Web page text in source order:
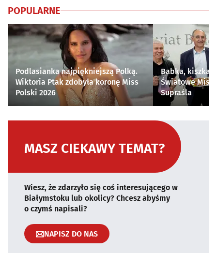
POPULARNE
Podlasianka najpiękniejszą Polką.
Wiktoria Ptak zdobyła koronę Miss
Polski 2026
Babka, kiszka i
Światowe
Supraśla
MASZ CIEKAWY TEMAT?
Wiesz, że zdarzyło się coś interesującego w
Białymstoku lub okolicy? Chcesz abyśmy
o czymś napisali?
NAPISZ DO NAS